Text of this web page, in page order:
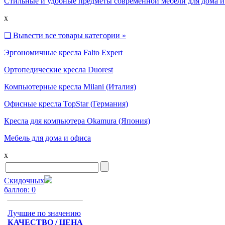
x
❑ Вывести все товары категории »
Эргономичные кресла Falto Expert
Ортопедические кресла Duorest
Компьютерные кресла Milani (Италия)
Офисные кресла TopStar (Германия)
Кресла для компьютера Okamura (Япония)
Мебель для дома и офиса
x
Скидочных
баллов: 0
Лучшие по значению
КАЧЕСТВО / ЦЕНА